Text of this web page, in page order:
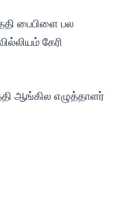
பைபிளை பல
கேரி
ஆங்கில எழுத்தாளர்